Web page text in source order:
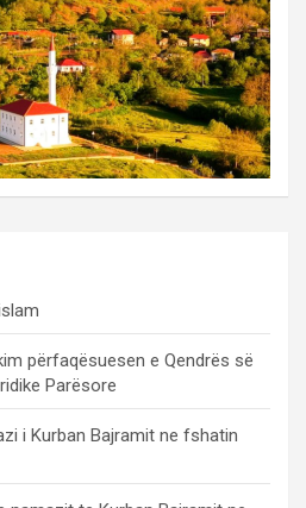
përfaqësuesen e Qendrës së
Parësore
i Kurban Bajramit ne fshatin